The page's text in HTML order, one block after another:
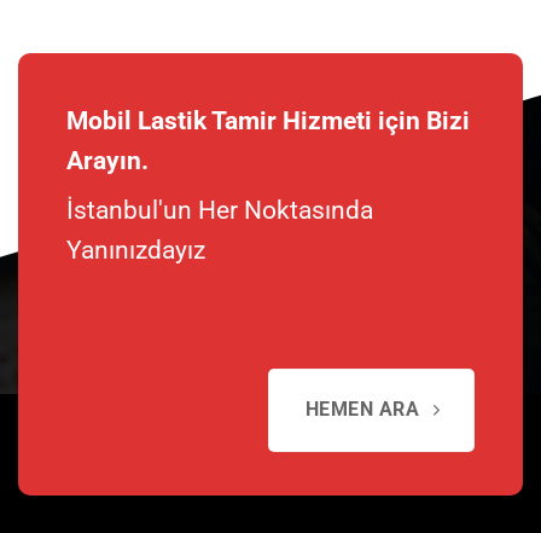
Mobil Lastik Tamir Hizmeti için Bizi
Arayın.
İstanbul'un Her Noktasında
Yanınızdayız
HEMEN ARA